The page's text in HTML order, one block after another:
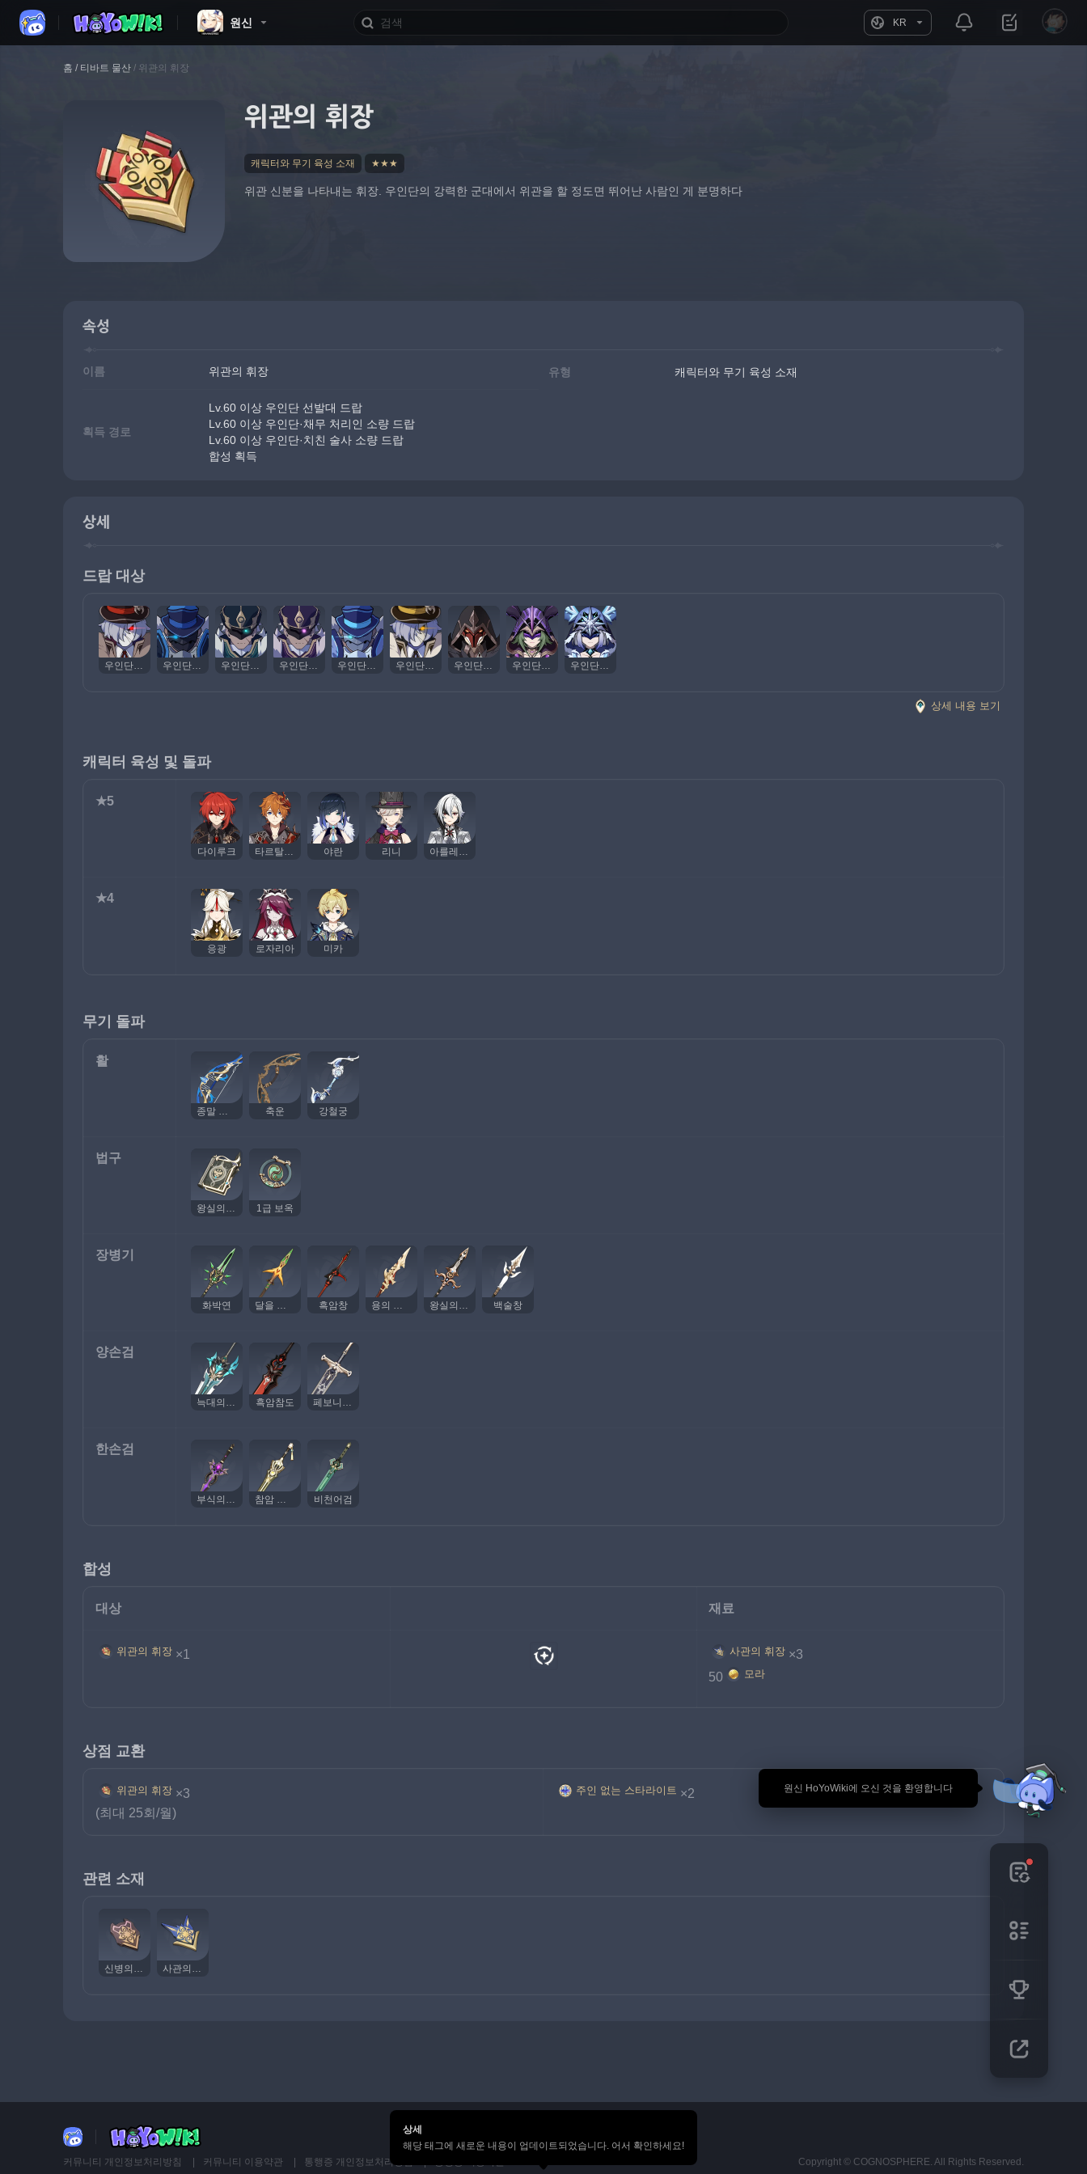
원신 KR
🎉 원신 HoYoWiki에 오신 것을 환영합니다
홈 / 티바트 물산 / 위관의 휘장
위관의 휘장
캐릭터와 무기 육성 소재 ★★★
위관 신분을 나타내는 휘장. 우인단의 강력한 군대에서 위관을 할 정도면 뛰어난 사람인 게 분명하다
속성
이름 위관의 휘장 유형 캐릭터와 무기 육성 소재
획득 경로
Lv.60 이상 우인단 선발대 드랍
Lv.60 이상 우인단·채무 처리인 소량 드랍
Lv.60 이상 우인단·치친 술사 소량 드랍
합성 획득
상세
드랍 대상
우인단 선발대·화승총 유격대 우인단 선발대·물총 중보병 우인단 선발대·풍권 돌격대 우인단 선발대·번개 해머 돌격대 우인단 선발대·얼음총 중보병 우인단 선발대·바위 유격대 우인단·화염 채무 처리인 우인단·번개 치친 술사 우인단·얼음 치친 술사
상세 내용 보기
캐릭터 육성 및 돌파
★5
다이루크 타르탈리아 야란 리니 아를레키노
★4
응광 로자리아 미카
무기 돌파
활
종말 탄식의 노래 축운 강철궁
법구
왕실의 비전록 1급 보옥
장병기
화박연 달을 꿰뚫는 화살 흑암창 용의 척추 왕실의 장창 백술창
양손검
늑대의 무용담 흑암참도 페보니우스 대검
한손검
부식의 검 참암 프로토타입 비천어검
합성
대상 재료
위관의 휘장 ×1 사관의 휘장 ×3
50
모라
상점 교환
위관의 휘장 ×3
(최대 25회/월)
주인 없는 스타라이트 ×2
관련 소재
신병의 휘장 사관의 휘장
커뮤니티 개인정보처리방침 커뮤니티 이용약관 통행증 개인정보처리방침 Copyright © COGNOSPHERE. All Rights Reserved.
상세
해당 태그에 새로운 내용이 업데이트되었습니다. 어서 확인하세요!